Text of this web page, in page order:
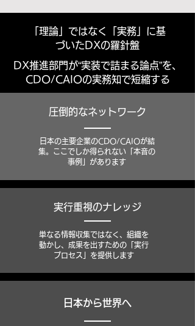
「理論」ではなく「実務」に基
づいたDXの羅針盤
DX推進部門が“実装で詰まる論点”を、
CDO/CAIOの実務知で短縮する
圧倒的なネットワーク
日本の主要企業のCDO/CAIOが結
集。ここでしか得られない「本音の
事例」があります
実行重視のナレッジ
単なる情報収集ではなく、組織を
動かし、成果を出すための「実行
プロセス」を提供します
日本から世界へ